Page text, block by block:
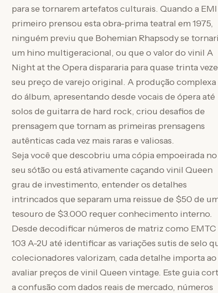
para se tornarem artefatos culturais. Quando a EMI
primeiro prensou esta obra-prima teatral em 1975,
ninguém previu que Bohemian Rhapsody se
um hino multigeracional, ou que o valor do vinil A
Night at the Opera dispararia para quase trinta
seu preço de varejo original. A produção complexa
do álbum, apresentando desde vocais de ópera até
solos de guitarra de hard rock, criou desafios de
prensagem que tornam as primeiras prensagens
autênticas cada vez mais raras e valiosas.
Seja você que descobriu uma cópia empoeirada no
seu sótão ou está ativamente caçando vinil Queen
grau de investimento, entender os detalhes
intrincados que separam uma reissue de $50 de
tesouro de $3.000 requer conhecimento interno.
Desde decodificar números de matriz como EMTC
103 A-2U até identificar as variações sutis de selo
colecionadores valorizam, cada detalhe importa ao
avaliar preços de vinil Queen vintage. Este guia
a confusão com dados reais de mercado, números